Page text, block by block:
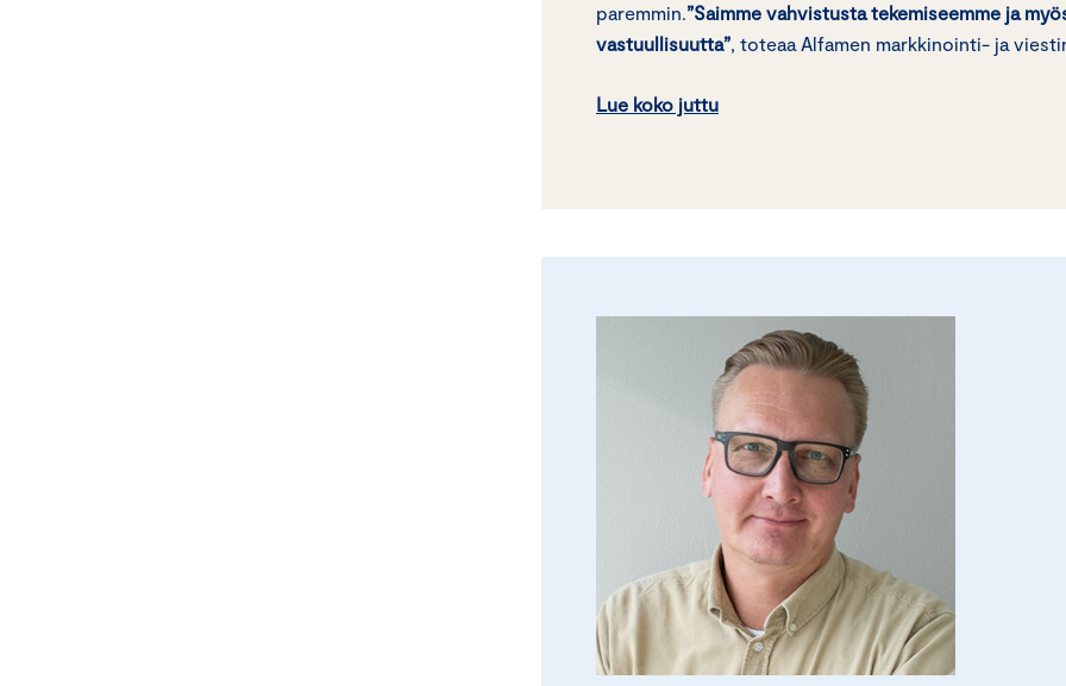
paremmin.”Saimme vahvistusta tekemiseemme ja
vastuullisuutta”, toteaa Alfamen markkinointi- ja
Lue koko juttu